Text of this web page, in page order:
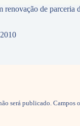
renovação de parceria
será publicado. Campos